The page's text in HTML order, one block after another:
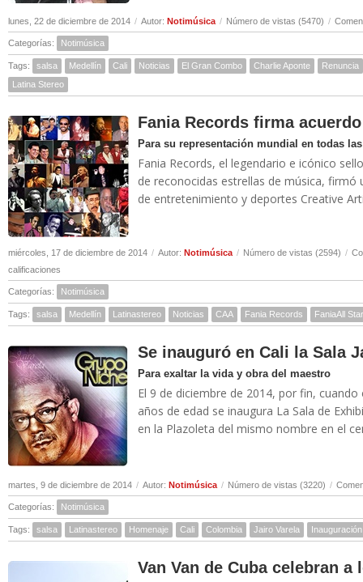
lunes, 22 de diciembre de 2014 / Autor: Notimúsica / Número de vistas (5470) /
Categorías: Notimúsica
Tags: salsa Medellín Cali Noticias El Gran Combo Charlie Aponte
Renuncia
Latina Stereo
Fania Records firma
Para su representación mundial en todas
Fania Records, el legendario e icónico
de reconocidas estrellas de música,
de entretenimiento y deportes Creative
miércoles, 17 de diciembre de 2014 / Autor: Notimúsica / Número de vistas (2594) /
calificaciones
Categorías: Notimúsica
Tags: salsa Medellín Latinastereo Noticias CAA Fania Records FaniaAll
Se inauguró en Cali la Sala
Para exaltar la vida y obra del maestro
El 9 de diciembre de 2014, por fin,
años de edad se inaugura La Sala de
en la Plazoleta del mismo nombre en el
martes, 9 de diciembre de 2014 / Autor: Notimúsica / Número de vistas (3220) /
Categorías: Notimúsica
Tags: salsa Latinastereo Homenaje Cali Colombia Jairo Varela Inauguración
Van Van de Cuba celebran a